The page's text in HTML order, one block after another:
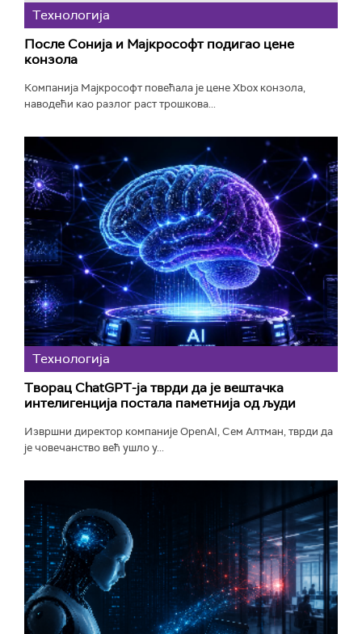
Технологијa
После Сонија и Мајкрософт подигао цене
конзола
Компанија Мајкрософт повећала је цене Xbox конзола,
наводећи као разлог раст трошкова...
Технологијa
Творац ChatGPT-ја тврди да је вештачка
интелигенција постала паметнија од људи
Извршни директор компаније OpenAI, Сем Алтман, тврди да
је човечанство већ ушло у...